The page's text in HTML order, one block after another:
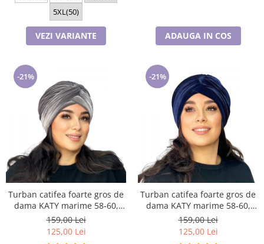
5XL(50)
VEZI VARIANTE ADAUGA IN COS
-21%
Turban catifea foarte gros de
dama KATY marime 58-60,
captuseala polar, culoare gri
deschis
159,00 Lei
125,00 Lei
-21%
Turban catifea foarte gros de
dama KATY marime 58-60,
captuseala polar, culoare
bleomarin
159,00 Lei
125,00 Lei